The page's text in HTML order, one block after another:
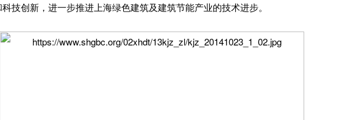
技创新，进一步推进上海绿色建筑及建筑节能产业的技术进步。